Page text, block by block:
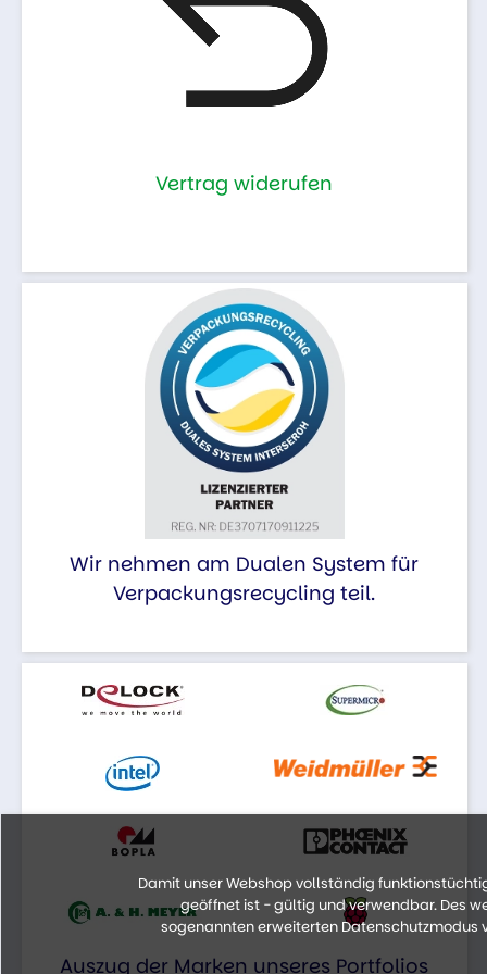
Vertrag widerufen
Wir nehmen am Dualen System für
Verpackungsrecycling teil.
Auszug der Marken unseres Portfolios
Damit unser Webshop vollständig
geöffnet ist - gültig und verwendbar. Des
sogenannten erweiterten Datenschutzmodus